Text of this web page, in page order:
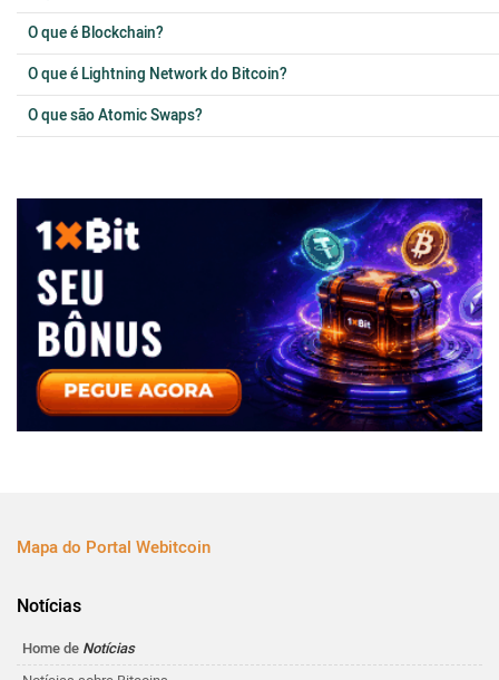
O que é Blockchain?
O que é Lightning Network do Bitcoin?
O que são Atomic Swaps?
Mapa do Portal Webitcoin
Notícias
Home de Notícias